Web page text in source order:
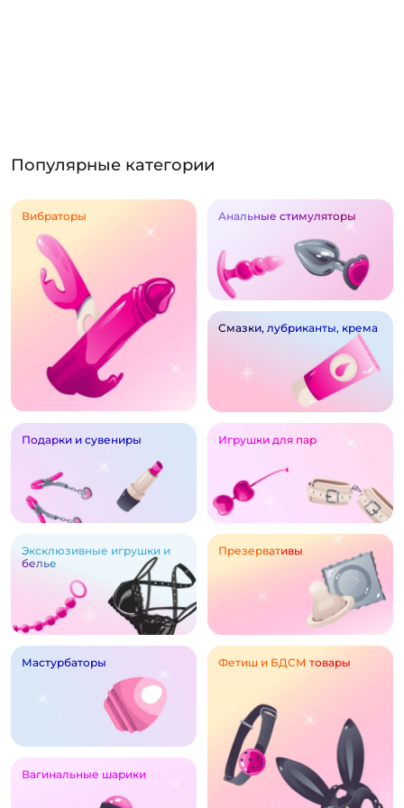
Популярные категории
Вибраторы Анальные стимуляторы
Смазки, лубриканты, крема
Подарки и сувениры Игрушки для пар
Эксклюзивные игрушки и
белье
Презервативы
Мастурбаторы
Вагинальные шарики
Фетиш и БДСМ товары